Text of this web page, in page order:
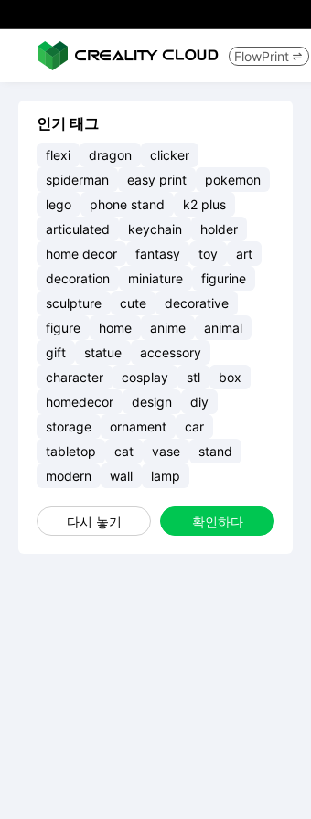
FlowPrint 
인기 태그
flexi dragon
clicker
spiderman
easy print
pokemon
lego
phone stand
k2 plus
articulated
keychain
holder
home decor
fantasy toy
art
decoration
miniature
figurine
sculpture
cute
decorative
figure
home anime
animal
gift
statue
accessory
character
cosplay stl
box
homedecor
design
diy
storage
ornament
car
tabletop
cat vase
stand
modern
wall lamp
다시 놓기 확인하다